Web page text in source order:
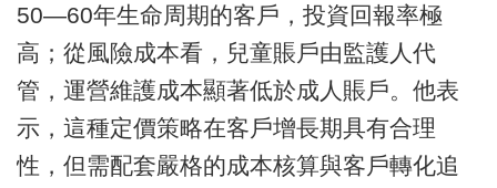
50—60年生命周期的客戶，投資回報率極
高；從風險成本看，兒童賬戶由監護人代
管，運營維護成本顯著低於成人賬戶。他表
示，這種定價策略在客戶增長期具有合理
性，但需配套嚴格的成本核算與客戶轉化追